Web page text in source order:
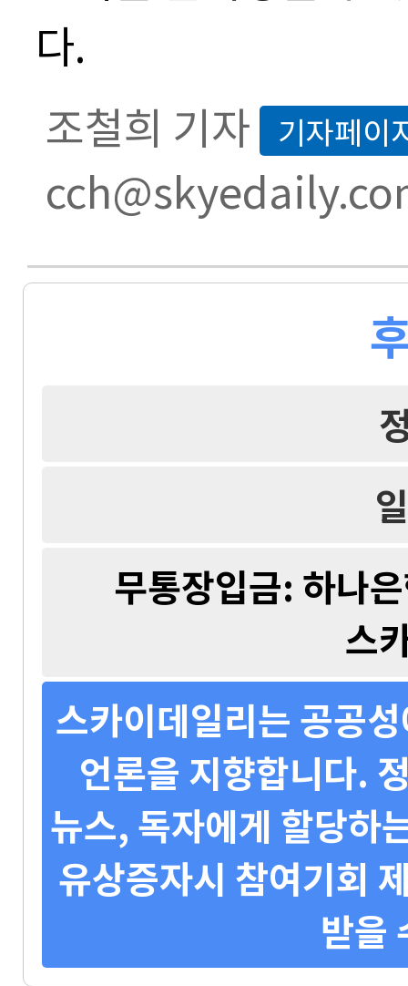
다.
조철희 기자 기자페이
무통장입금: 하나
스
스카이데일리는 공공
언론을 지향합니다.
뉴스, 독자에게 할당하
유상증자시 참여기회
받을